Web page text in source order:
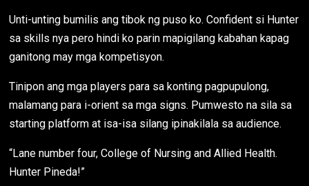
Unti-unting bumilis ang tibok ng puso ko. Confident si Hunter
sa skills nya pero hindi ko parin mapigilang kabahan kapag
ganitong may mga kompetisyon.
Tinipon ang mga players para sa konting pagpupulong,
malamang para i-orient sa mga signs. Pumwesto na sila sa
starting platform at isa-isa silang ipinakilala sa audience.
“Lane number four, College of Nursing and Allied Health.
Hunter Pineda!”